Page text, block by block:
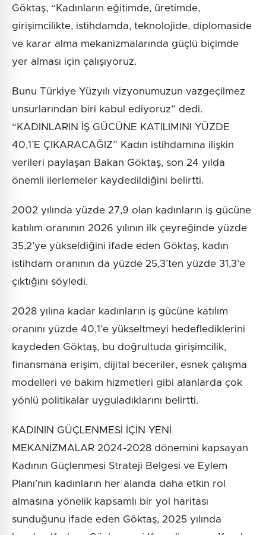
Göktaş, “Kadınların eğitimde, üretimde,
girişimcilikte, istihdamda, teknolojide, diplomaside
ve karar alma mekanizmalarında güçlü biçimde
yer alması için çalışıyoruz.
Bunu Türkiye Yüzyılı vizyonumuzun vazgeçilmez
unsurlarından biri kabul ediyoruz” dedi.
“KADINLARIN İŞ GÜCÜNE KATILIMINI YÜZDE
40,1’E ÇIKARACAĞIZ” Kadın istihdamına ilişkin
verileri paylaşan Bakan Göktaş, son 24 yılda
önemli ilerlemeler kaydedildiğini belirtti.
2002 yılında yüzde 27,9 olan kadınların iş gücüne
katılım oranının 2026 yılının ilk çeyreğinde yüzde
35,2’ye yükseldiğini ifade eden Göktaş, kadın
istihdam oranının da yüzde 25,3’ten yüzde 31,3’e
çıktığını söyledi.
2028 yılına kadar kadınların iş gücüne katılım
oranını yüzde 40,1’e yükseltmeyi hedeflediklerini
kaydeden Göktaş, bu doğrultuda girişimcilik,
finansmana erişim, dijital beceriler, esnek çalışma
modelleri ve bakım hizmetleri gibi alanlarda çok
yönlü politikalar uyguladıklarını belirtti.
KADININ GÜÇLENMESİ İÇİN YENİ
MEKANİZMALAR 2024-2028 dönemini kapsayan
Kadının Güçlenmesi Strateji Belgesi ve Eylem
Planı’nın kadınların her alanda daha etkin rol
almasına yönelik kapsamlı bir yol haritası
sunduğunu ifade eden Göktaş, 2025 yılında